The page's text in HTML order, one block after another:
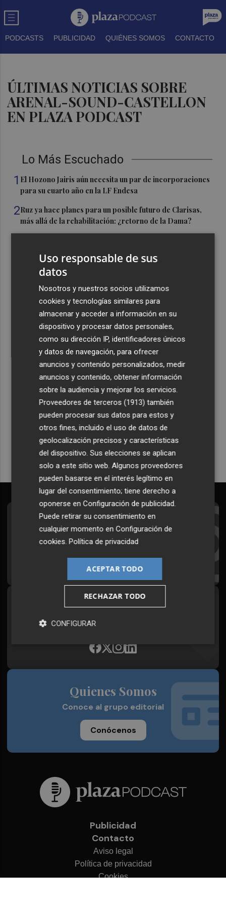
PODCASTS PUBLICIDAD QUIÉNES SOMOS CONTACTO
ÚLTIMAS NOTICIAS SOBRE
ARENAL-SOUND-CASTELLON
EN PLAZA PODCAST
Lo Más Escuchado
1 El Hozono Jairis aún necesita un par de incorporaciones
para su cuarto año en la LF Endesa
2Ruz ya hace planes para un posible futuro de Clarisas,
más allá de la rehabilitación: ¿retorno de la Dama?
Castelló apuesta por convertir el eclipse en un referente
El Villarreal anuncia a sus seis capitanes: Gerard
Moreno, Foyth, Comesaña, Ayoze, Cardona y Logan
Costa
Recibe toda la actualidad de
Plaza Podcast en tu correo
Quiero suscribirme
Suscríbete al Boletín
Todos los días a primera hora en tu email
Síguenos en redes
Plaza Podcast, desde cualquier medio
Quienes Somos
Conoce al grupo editorial
Conócenos
Publicidad
Contacto
Aviso legal
Política de privacidad
Cookies
Uso responsable de sus
datos
Nosotros y nuestros socios utilizamos
cookies y tecnologías similares para
almacenar y acceder a información en su
dispositivo y procesar datos personales,
como su dirección IP, identificadores únicos
y datos de navegación, para ofrecer
anuncios y contenido personalizados, medir
anuncios y contenido, obtener información
sobre la audiencia y mejorar los servicios.
Proveedores de terceros (1913) también
pueden procesar sus datos para estos y
otros fines, incluido el uso de datos de
geolocalización precisos y características
del dispositivo. Sus elecciones se aplican
solo a este sitio web. Algunos proveedores
pueden basarse en el interés legítimo en
lugar del consentimiento; tiene derecho a
oponerse enConfiguración de publicidad.
Puede retirar su consentimiento en
cualquier momento enConfiguración de
cookies.Política de privacidad
ACEPTAR TODO
RECHAZAR TODO
CONFIGURAR